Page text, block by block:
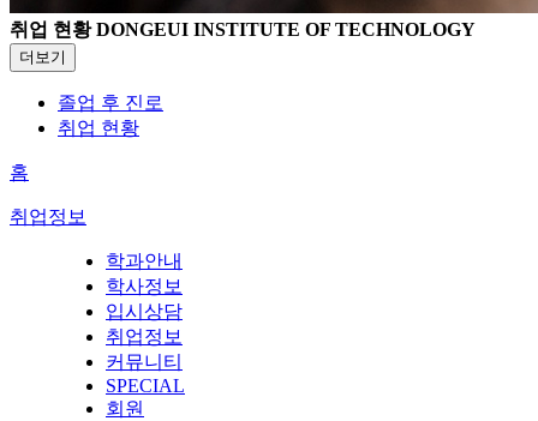
취업 현황DONGEUI INSTITUTE OF TECHNOLOGY
더보기
졸업 후 진로
취업 현황
홈
취업정보
학과안내
학사정보
입시상담
취업정보
커뮤니티
SPECIAL
회원